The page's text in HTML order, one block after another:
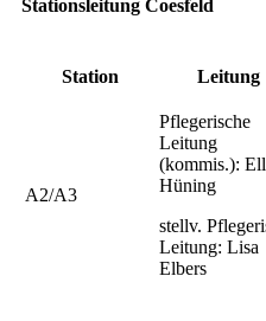
Stationsleitung Coesfeld
Station Leitung
A2/A3
Pflegerische
Leitung
(kommis.):
Hüning
stellv.
Leitung: Lisa
Elbers